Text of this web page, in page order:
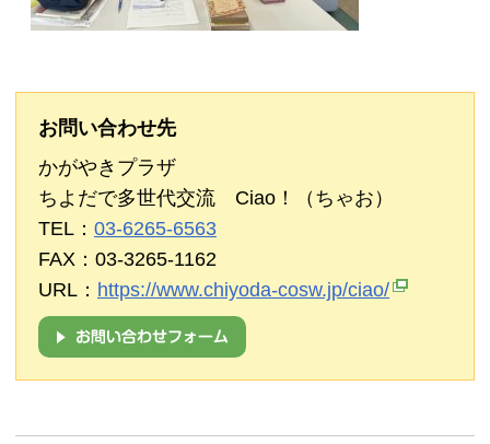
お問い合わせ先
かがやきプラザ
ちよだで多世代交流 Ciao！（ちゃお）
TEL： 03-6265-6563
FAX：03-3265-1162
URL： https://www.chiyoda-cosw.jp/ciao/